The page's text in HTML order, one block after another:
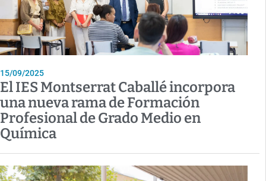
15/09/2025
El IES Montserrat Caballé incorpora
una nueva rama de Formación
Profesional de Grado Medio en
Química